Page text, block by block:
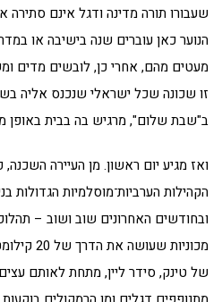
שעבורו תורה מדינה ודגל אינם
הנוער כאן עוברים שנה בישיבה או
מעטים מהם, אחרי כן, לובשים מדים
זו שכונה שכל ישראלי שנכנס אליה
ב"שבת שלום", מרגיש בה בבית באופן
ואז מגיע יום ראשון. מן העיירה
הקהילות הערביות־מוסלמיות הגדולות
ובחודשים האחרונים שוב ושוב –
מכוניות
של טינק, סידר ליין, מתחת לאותם